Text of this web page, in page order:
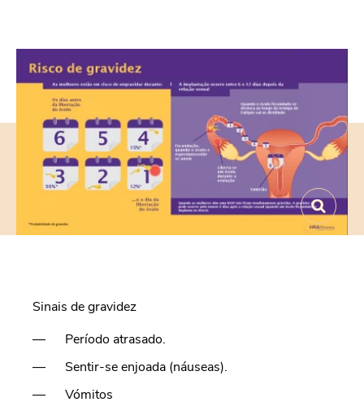
Sinais de gravidez
Período atrasado.
Sentir-se enjoada (náuseas).
Vómitos